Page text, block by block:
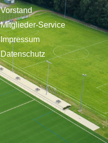
Vorstand
Mitglieder-Service
Impressum
Datenschutz